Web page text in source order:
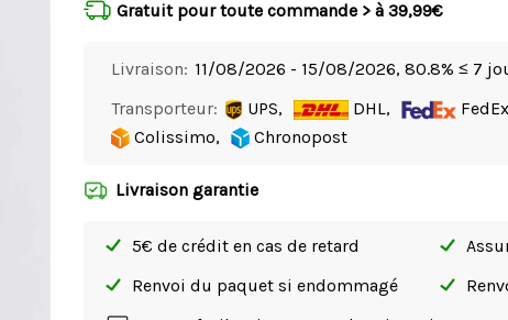
Gratuit pour toute commande > à 39,99€
Livraison: 11/08/2026 - 15/08/2026,80.8% ≤ 7
Transporteur:
UPS, DHL,
Colissimo,
Chronopost
Livraison garantie
5€ de crédit en cas de retard
Renvoi du paquet si endommagé